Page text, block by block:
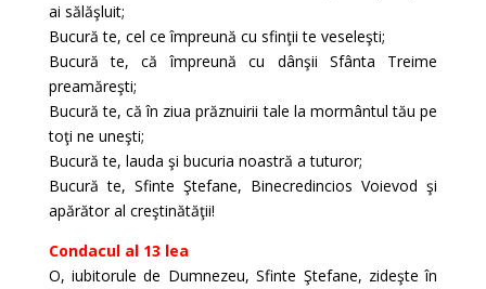
ai sălăşluit;
Bucură te, cel ce împreună cu sfinţii te veseleşti;
Bucură te, că împreună cu dânşii Sfânta Treime
preamăreşti;
Bucură te, că în ziua prăznuirii tale la mormântul tău pe
toţi ne uneşti;
Bucură te, lauda şi bucuria noastră a tuturor;
Bucură te, Sfinte Ştefane, Binecredincios Voievod şi
apărător al creştinătăţii!
Condacul al 13 lea
O, iubitorule de Dumnezeu, Sfinte Ştefane, zideşte în